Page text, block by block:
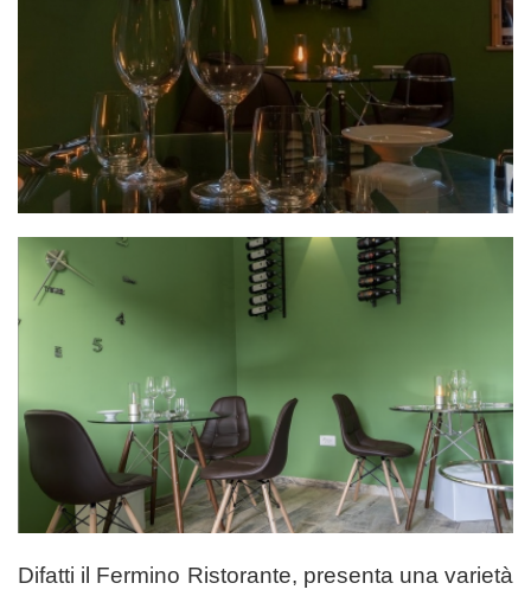
Difatti il Fermino Ristorante, presenta una varietà